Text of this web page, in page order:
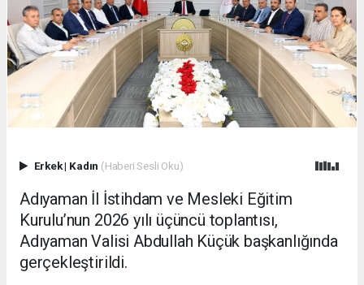
Erkek| Kadın (Haberi Sesli Oku)
Adıyaman İl İstihdam ve Mesleki Eğitim
Kurulu’nun 2026 yılı üçüncü toplantısı,
Adıyaman Valisi Abdullah Küçük başkanlığında
gerçekleştirildi.